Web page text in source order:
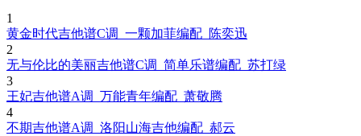
1
黄金时代吉他谱C调_一颗加菲编配_陈奕迅
2
无与伦比的美丽吉他谱C调_简单乐谱编配_苏打绿
3
王妃吉他谱A调_万能青年编配_萧敬腾
4
不期吉他谱A调_洛阳山海吉他编配_郝云